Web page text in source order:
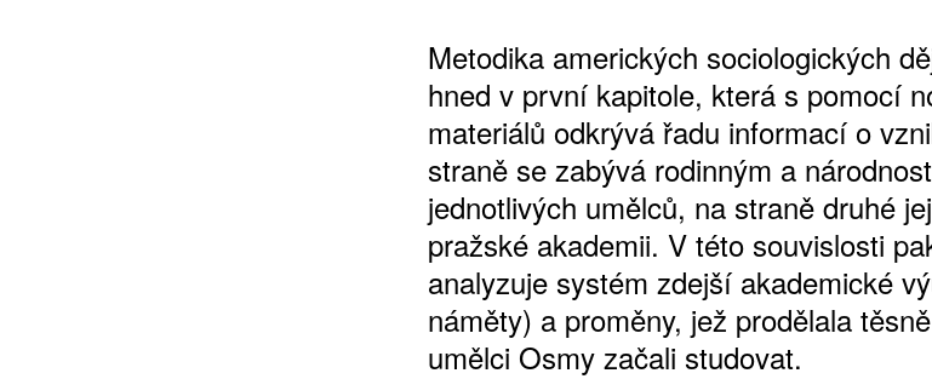
Metodika amerických sociologických
hned v první kapitole, která s pomocí
materiálů odkrývá řadu informací o
straně se zabývá rodinným a
jednotlivých umělců, na straně druhé
pražské akademii. V této souvislosti
analyzuje systém zdejší akademické
náměty) a proměny, jež prodělala
umělci Osmy začali studovat.
10 TIŠTĚNÝCH ČÍSEL
365 DNÍ ONLINE VERZE
ČLENSKÁ KARTA ARTCARD
KOUPIT PŘEDPLATNÉ